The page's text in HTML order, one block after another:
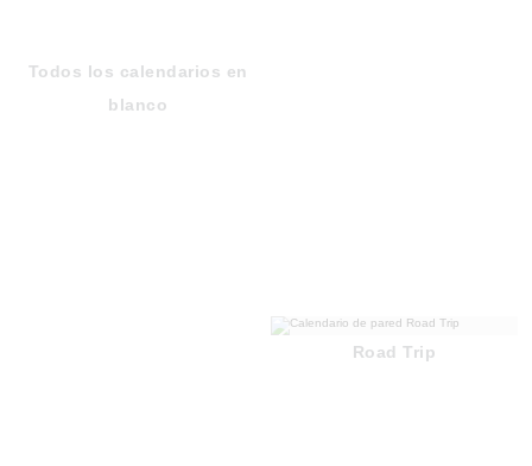
Road Trip
Todos los calendarios en
blanco